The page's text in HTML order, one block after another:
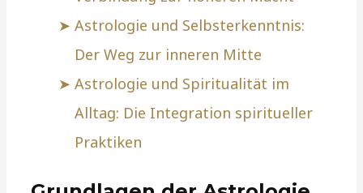
Astrologie und Selbsterkenntnis:
Der Weg zur inneren Mitte
Astrologie und Spiritualität im
Alltag: Die Integration spiritueller
Praktiken